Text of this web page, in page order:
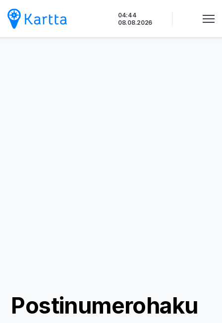
sisältöön
04:44
08.08.2026
Postinumerohaku